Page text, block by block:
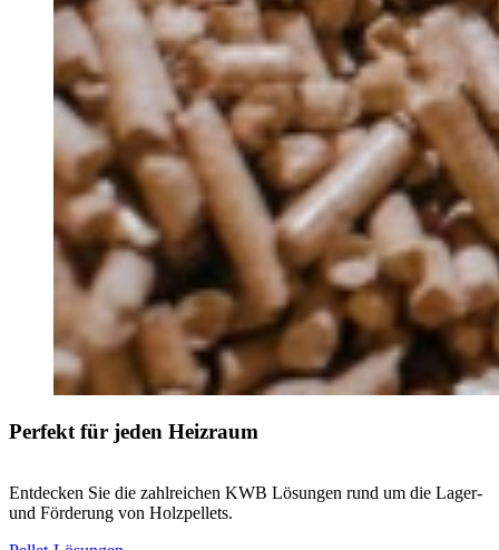
Perfekt für jeden Heizraum
Entdecken Sie die zahlreichen KWB Lösungen rund um die Lager-
und Förderung von Holzpellets.